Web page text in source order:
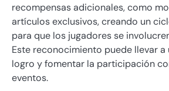
recompensas adicionales, como
artículos exclusivos, creando un
para que los jugadores se
Este reconocimiento puede llevar a
logro y fomentar la participación
eventos.